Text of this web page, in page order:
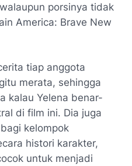
porsinya tidak
America: Brave New
tiap anggota
merata, sehingga
kalau Yelena benar-
di film ini. Dia juga
kelompok
histori karakter,
untuk menjadi